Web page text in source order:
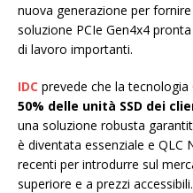
nuova generazione per
soluzione PCIe Gen4x4
di lavoro importanti.
IDC prevede che la
50% delle unità SSD dei
una soluzione robusta
è diventata essenziale e QLC
recenti per introdurre sul
superiore e a prezzi